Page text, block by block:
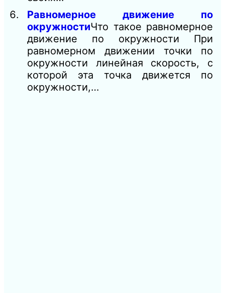
Равномерное движение по
окружностиЧто такое равномерное
движение по окружности При
равномерном движении точки по
окружности линейная скорость, с
которой эта точка движется по
окружности,…